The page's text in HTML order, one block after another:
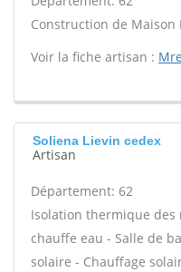
Construction de
Voir la fiche artisan :
Soliena Lievin cedex
Artisan
Département: 62
Isolation thermique
chauffe eau - Salle de
solaire - Chauffage